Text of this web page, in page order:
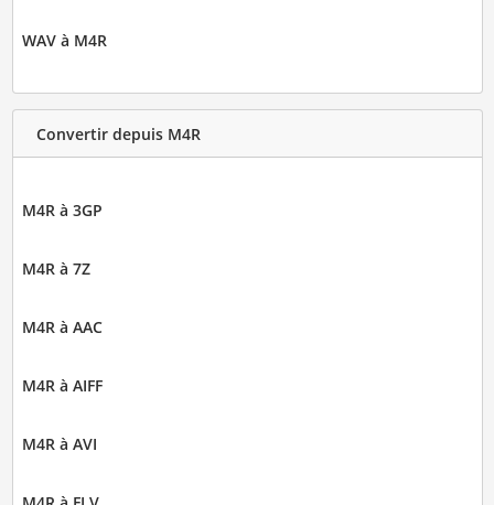
WAV à M4R
Convertir depuis M4R
M4R à 3GP
M4R à 7Z
M4R à AAC
M4R à AIFF
M4R à AVI